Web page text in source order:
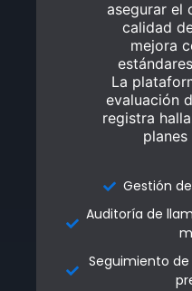
asegurar el
calidad
mejora
La
evaluación
registra
Gestión
Auditoría de
Seguimiento
asegurar el
calidad
mejora
La
evaluación
registra
Gestión
Auditoría de
Seguimiento